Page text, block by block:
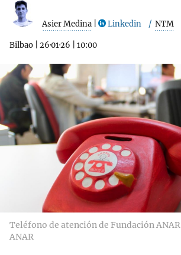
Asier Medina Linkedin NTM
Bilbao 26·01·26 10:00
Teléfono de atención de Fundación ANAR
ANAR